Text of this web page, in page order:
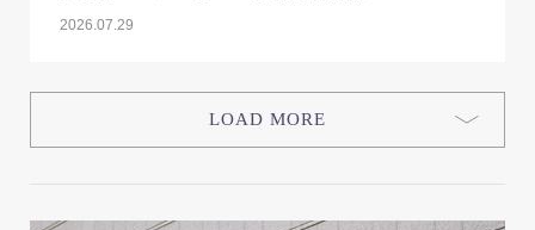
2026.07.29
LOAD MORE